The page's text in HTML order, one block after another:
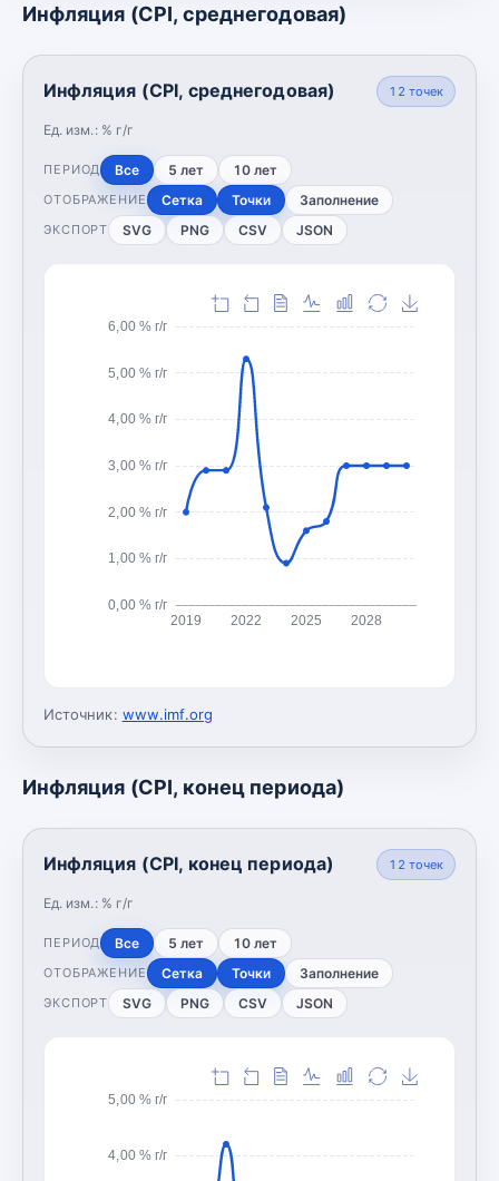
Инфляция (CPI, среднегодовая)
Инфляция (CPI, среднегодовая)
Ед. изм.: % г/г
12 точек
ПЕРИОД Все 5 лет 10 лет
ОТОБРАЖЕНИЕ Сетка Точки Заполнение
ЭКСПОРТ SVG PNG CSV JSON
0,00 % г/г
1,00 % г/г
2,00 % г/г
3,00 % г/г
4,00 % г/г
5,00 % г/г
6,00 % г/г
2019 2022 2025 2028
Источник: www.imf.org
Инфляция (CPI, конец периода)
Инфляция (CPI, конец периода)
Ед. изм.: % г/г
12 точек
ПЕРИОД Все 5 лет 10 лет
ОТОБРАЖЕНИЕ Сетка Точки Заполнение
ЭКСПОРТ SVG PNG CSV JSON
4,00 % г/г
5,00 % г/г